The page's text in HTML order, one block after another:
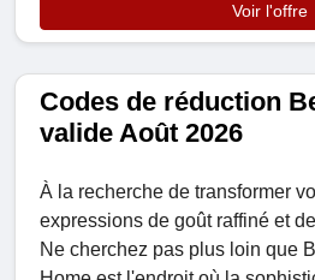
Voir l'offre
Codes de réduction
valide Août 2026
À la recherche de transformer
expressions de goût raffiné et
Ne cherchez pas plus loin que